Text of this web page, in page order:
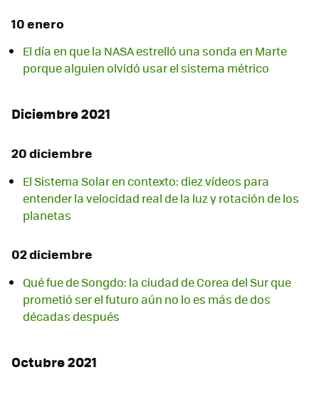
10 enero
El día en que la NASA estrelló una sonda en Marte
porque alguien olvidó usar el sistema métrico
Diciembre 2021
20 diciembre
El Sistema Solar en contexto: diez vídeos para
entender la velocidad real de la luz y rotación de los
planetas
02 diciembre
Qué fue de Songdo: la ciudad de Corea del Sur que
prometió ser el futuro aún no lo es más de dos
décadas después
Octubre 2021